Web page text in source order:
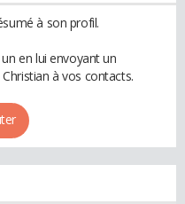
à son profil.
en lui envoyant un
à vos contacts.